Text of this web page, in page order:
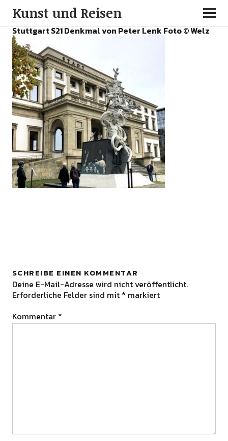
Kunst und Reisen
Stuttgart S21 Denkmal von Peter Lenk Foto © Welz
SCHREIBE EINEN KOMMENTAR
Deine E-Mail-Adresse wird nicht veröffentlicht.
Erforderliche Felder sind mit * markiert
Kommentar *